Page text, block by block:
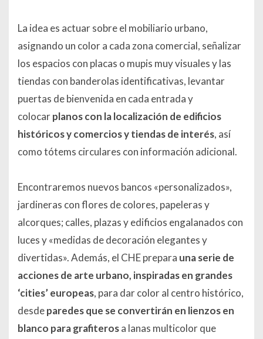
La idea es actuar sobre el mobiliario urbano,
asignando un color a cada zona comercial, señalizar
los espacios con placas o mupis muy visuales y las
tiendas con banderolas identificativas, levantar
puertas de bienvenida en cada entrada y
colocarplanos con la localización de edificios
históricos y comercios y tiendas de interés, así
como tótems circulares con información adicional.
Encontraremos nuevos bancos «personalizados»,
jardineras con flores de colores, papeleras y
alcorques; calles, plazas y edificios engalanados con
luces y «medidas de decoración elegantes y
divertidas». Además, el CHE prepara una serie de
acciones de arte urbano, inspiradas en grandes
‘cities’ europeas, para dar color al centro histórico,
desdeparedes que se convertirán en lienzos en
blanco para grafiterosa lanas multicolor que